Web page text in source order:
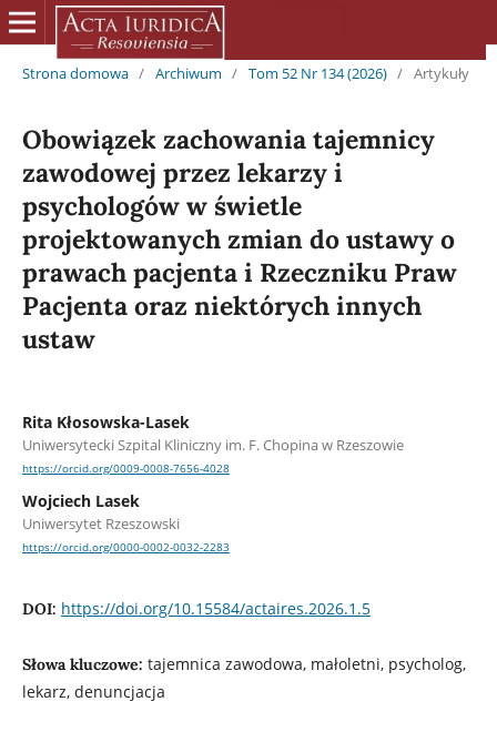
Strona domowa / Archiwum / Tom 52 Nr 134 (2026) / Artykuły
Obowiązek zachowania tajemnicy
zawodowej przez lekarzy i
psychologów w świetle
projektowanych zmian do ustawy o
prawach pacjenta i Rzeczniku Praw
Pacjenta oraz niektórych innych
ustaw
Rita Kłosowska-Lasek
Uniwersytecki Szpital Kliniczny im. F. Chopina w Rzeszowie
https://orcid.org/0009-0008-7656-4028
Wojciech Lasek
Uniwersytet Rzeszowski
https://orcid.org/0000-0002-0032-2283
DOI: https://doi.org/10.15584/actaires.2026.1.5
Słowa kluczowe: tajemnica zawodowa, małoletni, psycholog,
lekarz, denuncjacja